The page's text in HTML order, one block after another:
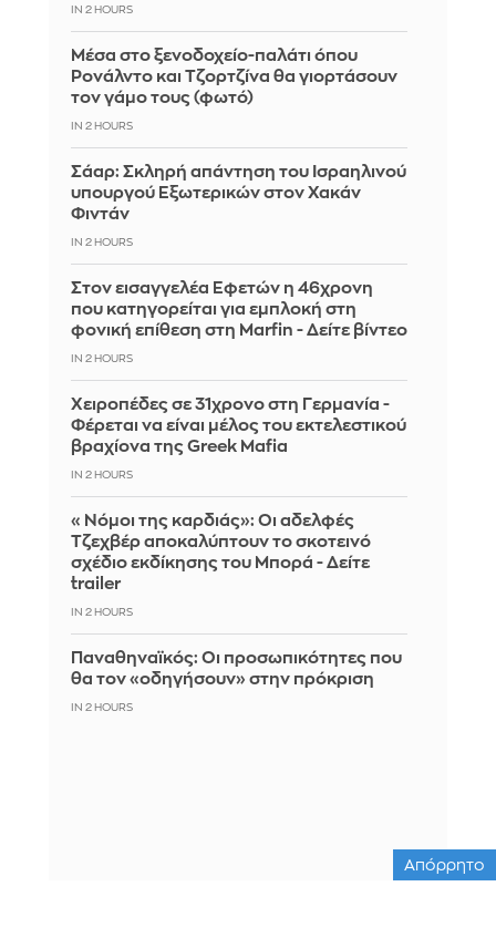
IN 2 HOURS
Μέσα στο ξενοδοχείο-παλάτι όπου
Ρονάλντο και Τζορτζίνα θα γιορτάσουν
τον γάμο τους (φωτό)
IN 2 HOURS
Σάαρ: Σκληρή απάντηση του Ισραηλινού
υπουργού Εξωτερικών στον Χακάν
Φιντάν
IN 2 HOURS
Στον εισαγγελέα Εφετών η 46χρονη
που κατηγορείται για εμπλοκή στη
φονική επίθεση στη Marfin - Δείτε βίντεο
IN 2 HOURS
Χειροπέδες σε 31χρονο στη Γερμανία -
Φέρεται να είναι μέλος του εκτελεστικού
βραχίονα της Greek Mafia
IN 2 HOURS
«Νόμοι της καρδιάς»: Οι αδελφές
Τζεχβέρ αποκαλύπτουν το σκοτεινό
σχέδιο εκδίκησης του Μπορά - Δείτε
trailer
IN 2 HOURS
Παναθηναϊκός: Οι προσωπικότητες που
θα τον «οδηγήσουν» στην πρόκριση
IN 2 HOURS
Απόρρητο